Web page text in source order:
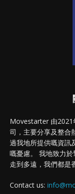
Movestarter 由2021
司，主要分享及整合
過我地所提供嘅資訊
嘅憂慮。 我地致力
走到多遠，我們都是
Contact us: